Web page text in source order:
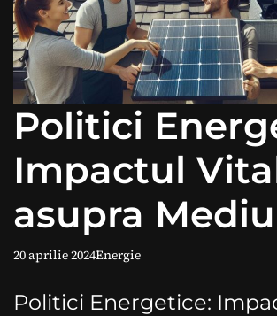
Politici
Impactul
asupra
Economiei
20 aprilie 2024Energie
Politici Energetice: